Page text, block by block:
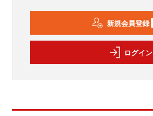
新規会員登録
ログイン